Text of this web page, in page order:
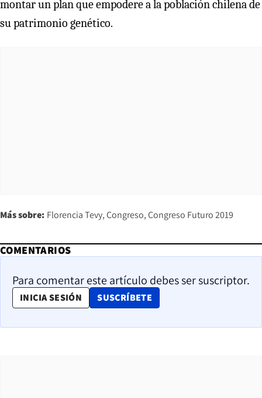
montar un plan que empodere a la población chilena de
su patrimonio genético.
Más sobre: Florencia Tevy Congreso Congreso Futuro 2019
COMENTARIOS
Para comentar este artículo debes ser suscriptor.
INICIA SESIÓN SUSCRÍBETE
OPENS IN NEW WINDOW